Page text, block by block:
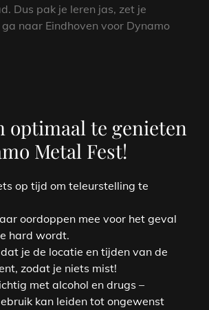
Dus pak je leren jas, zet je
naar Eindhoven voor Dynamo
optimaal te genieten
Metal Fest!
op tijd om teleurstelling te
oordoppen mee voor het geval
hard wordt.
je de locatie en tijden van de
zodat je niets mist!
met alcohol en drugs –
kan leiden tot ongewenst